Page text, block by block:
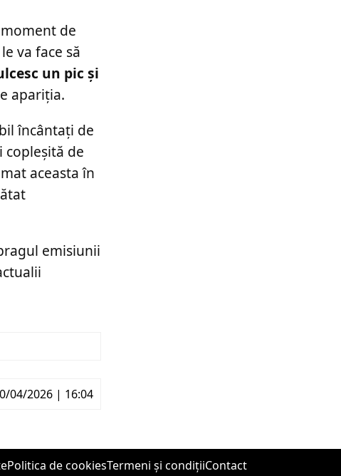
de
va face să
un pic și
apariția.
încântați de
de
aceasta în
emisiunii
04/2026 | 16:04
Politica de cookiesTermeni și condițiiContact